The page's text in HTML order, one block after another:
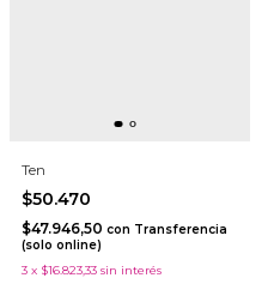
Ten
$50.470
$47.946,50 con Transferencia
(solo online)
3 x $16.823,33 sin interés